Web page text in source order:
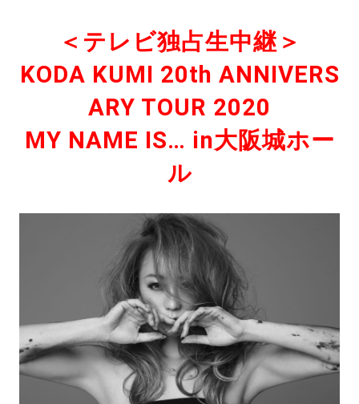
＜テレビ独占生中継＞
KODA KUMI 20th ANNIVERS
ARY TOUR 2020
MY NAME IS… in大阪城ホー
ル